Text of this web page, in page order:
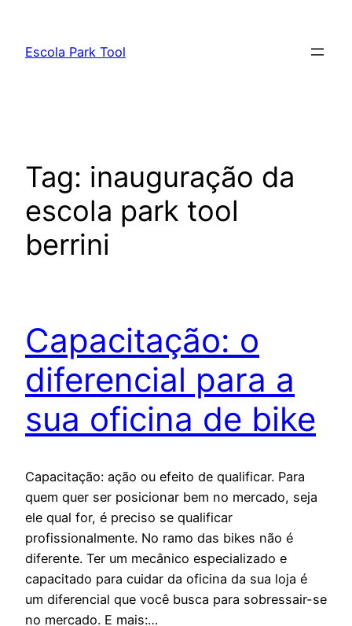
Escola Park Tool
Tag: inauguração da
escola park tool
berrini
Capacitação: o
diferencial para a
sua oficina de bike
Capacitação: ação ou efeito de qualificar. Para
quem quer ser posicionar bem no mercado, seja
ele qual for, é preciso se qualificar
profissionalmente. No ramo das bikes não é
diferente. Ter um mecânico especializado e
capacitado para cuidar da oficina da sua loja é
um diferencial que você busca para sobressair-se
no mercado. E mais:…